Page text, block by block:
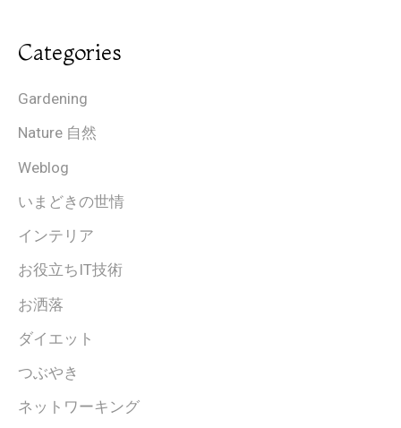
Categories
Gardening
Nature 自然
Weblog
いまどきの世情
インテリア
お役立ちIT技術
お洒落
ダイエット
つぶやき
ネットワーキング